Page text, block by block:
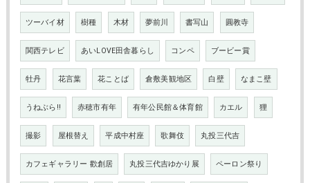
ツーバイ材 樹種 木材 夢前川 書写山 圓教寺
関西テレビ あいLOVE田舎暮らし コンペ ブービー賞
牡丹 花言葉 花ことば 倉敷美観地区 白壁 なまこ壁
うねぶら‼ 赤穂市有年 有年公民館＆体育館 カエル 狸
撮影 屋根替え 平成中村座 歌舞伎 丸投三代吉
カフェギャラリー 歡創居 丸投三代吉ゆかり展 ペーロン祭り